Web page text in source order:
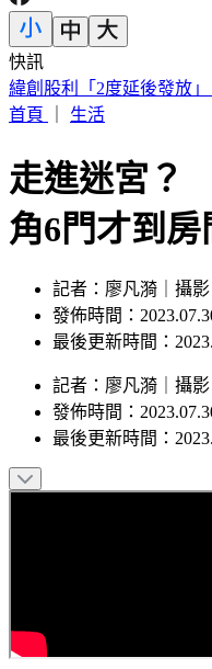
快訊
傅子純「穿病人服回家」
了
走進迷宮？
角6門才到房
記者：廖凡漪｜攝影
發佈時間：
記者：廖凡漪｜攝影
發佈時間：